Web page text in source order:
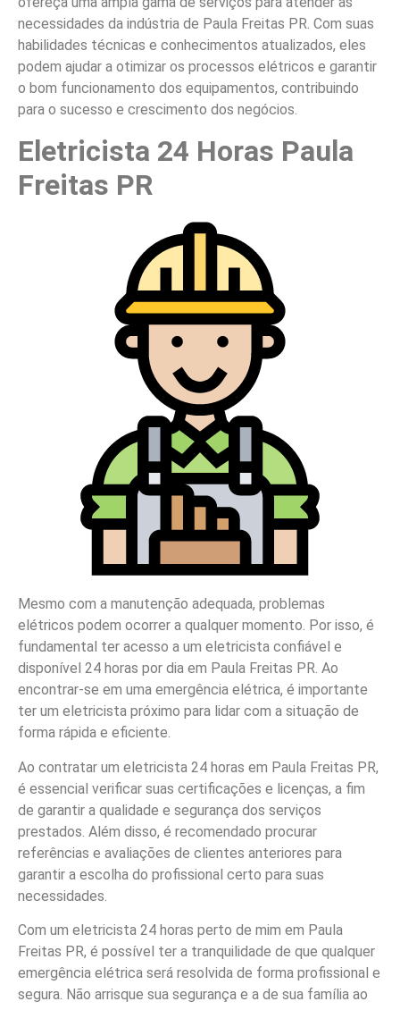
necessidades da indústria de Paula Freitas PR. Com suas
habilidades técnicas e conhecimentos atualizados, eles
podem ajudar a otimizar os processos elétricos e garantir
o bom funcionamento dos equipamentos, contribuindo
para o sucesso e crescimento dos negócios.
Eletricista 24 Horas Paula
Freitas PR
Mesmo com a manutenção adequada, problemas
elétricos podem ocorrer a qualquer momento. Por isso, é
fundamental ter acesso a um eletricista confiável e
disponível 24 horas por dia em Paula Freitas PR. Ao
encontrar-se em uma emergência elétrica, é importante
ter um eletricista próximo para lidar com a situação de
forma rápida e eficiente.
Ao contratar um eletricista 24 horas em Paula Freitas PR,
é essencial verificar suas certificações e licenças, a fim
de garantir a qualidade e segurança dos serviços
prestados. Além disso, é recomendado procurar
referências e avaliações de clientes anteriores para
garantir a escolha do profissional certo para suas
necessidades.
Com um eletricista 24 horas perto de mim em Paula
Freitas PR, é possível ter a tranquilidade de que qualquer
emergência elétrica será resolvida de forma profissional e
segura. Não arrisque sua segurança e a de sua família ao